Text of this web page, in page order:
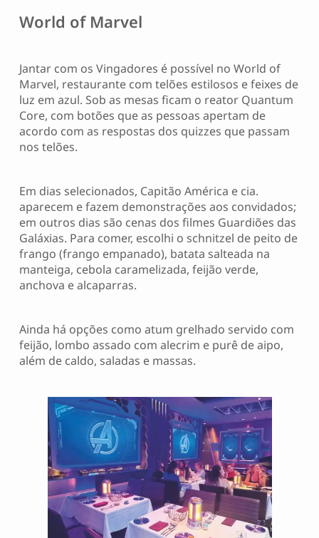
World of Marvel
Jantar com os Vingadores é possível no World of
Marvel, restaurante com telões estilosos e feixes de
luz em azul. Sob as mesas ficam o reator Quantum
Core, com botões que as pessoas apertam de
acordo com as respostas dos quizzes que passam
nos telões.
Em dias selecionados, Capitão América e cia.
aparecem e fazem demonstrações aos convidados;
em outros dias são cenas dos filmes Guardiões das
Galáxias. Para comer, escolhi o schnitzel de peito de
frango (frango empanado), batata salteada na
manteiga, cebola caramelizada, feijão verde,
anchova e alcaparras.
Ainda há opções como atum grelhado servido com
feijão, lombo assado com alecrim e purê de aipo,
além de caldo, saladas e massas.